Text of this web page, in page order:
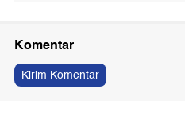
Komentar
Kirim Komentar